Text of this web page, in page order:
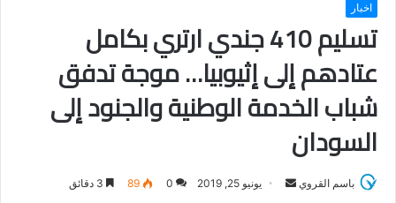
اخبار
تسليم 410 جندي ارتري بكامل
عتادهم إلى إثيوبيا… موجة تدفق
شباب الخدمة الوطنية والجنود إلى
السودان
باسم القروي يونيو 25, 2019 0
89